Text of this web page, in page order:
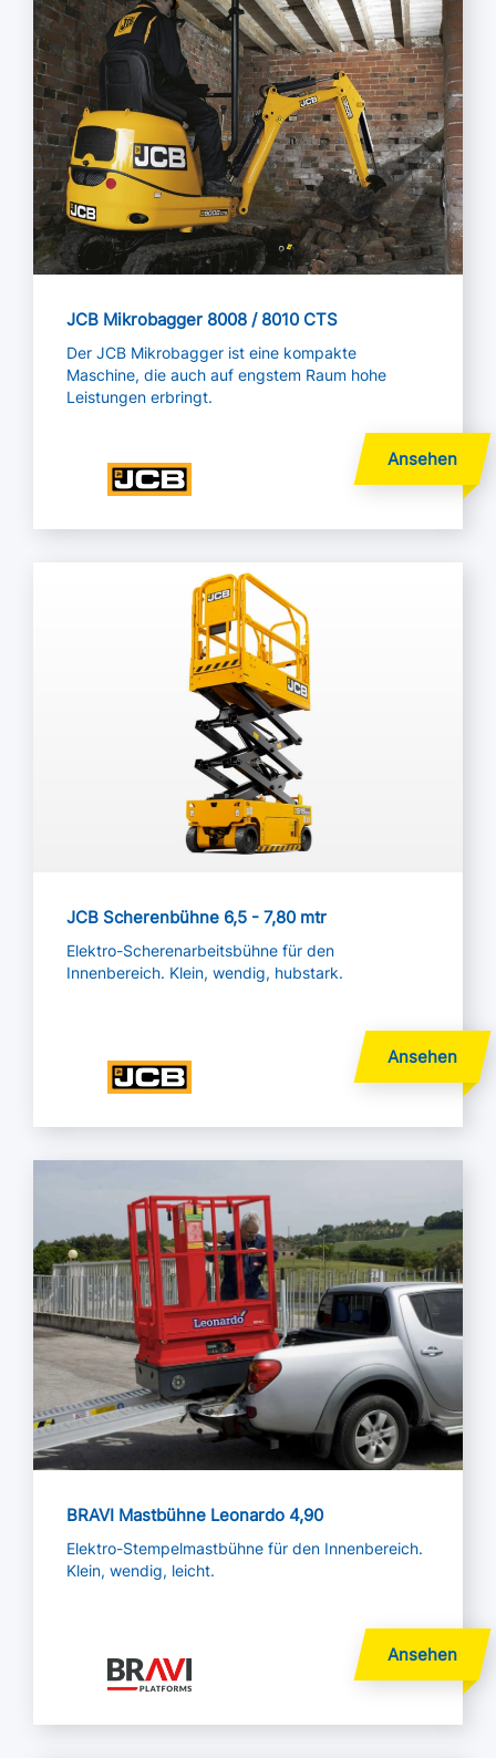
JCB Mikrobagger 8008 / 8010 CTS
Der JCB Mikrobagger ist eine kompakte
Maschine, die auch auf engstem Raum hohe
Leistungen erbringt.
JCB Scherenbühne 6,5 - 7,80 mtr
Elektro-Scherenarbeitsbühne für den
Innenbereich. Klein, wendig, hubstark.
BRAVI Mastbühne Leonardo 4,90
Elektro-Stempelmastbühne für den Innenbereich.
Klein, wendig, leicht.